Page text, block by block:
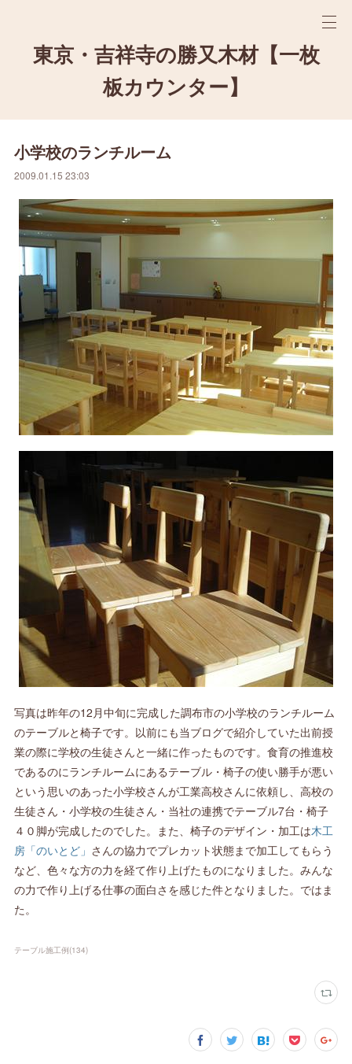
東京・吉祥寺の勝又木材【一枚
板カウンター】
小学校のランチルーム
2009.01.15 23:03
写真は昨年の12月中旬に完成した調布市の小学校のランチルーム
のテーブルと椅子です。以前にも当ブログで紹介していた出前授
業の際に学校の生徒さんと一緒に作ったものです。食育の推進校
であるのにランチルームにあるテーブル・椅子の使い勝手が悪い
という思いのあった小学校さんが工業高校さんに依頼し、高校の
生徒さん・小学校の生徒さん・当社の連携でテーブル7台・椅子
４０脚が完成したのでした。また、椅子のデザイン・加工は木工
房「のいとど」 さんの協力でプレカット状態まで加工してもらう
など、色々な方の力を経て作り上げたものになりました。みんな
の力で作り上げる仕事の面白さを感じた件となりました。ではま
た。
テーブル施工例(134)